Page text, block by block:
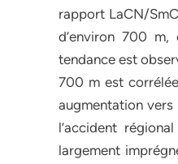
rapport LaCN/
d’environ 700
tendance est
700 m est
augmentation vers
l’accident
largement